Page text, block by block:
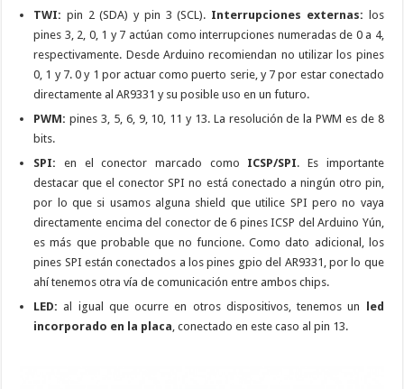
TWI: pin 2 (SDA) y pin 3 (SCL). Interrupciones externas: los
pines 3, 2, 0, 1 y 7 actúan como interrupciones numeradas de 0 a 4,
respectivamente. Desde Arduino recomiendan no utilizar los pines
0, 1 y 7. 0 y 1 por actuar como puerto serie, y 7 por estar conectado
directamente al AR9331 y su posible uso en un futuro.
PWM: pines 3, 5, 6, 9, 10, 11 y 13. La resolución de la PWM es de 8
bits.
SPI: en el conector marcado como ICSP/SPI. Es importante
destacar que el conector SPI no está conectado a ningún otro pin,
por lo que si usamos alguna shield que utilice SPI pero no vaya
directamente encima del conector de 6 pines ICSP del Arduino Yún,
es más que probable que no funcione. Como dato adicional, los
pines SPI están conectados a los pines gpio del AR9331, por lo que
ahí tenemos otra vía de comunicación entre ambos chips.
LED: al igual que ocurre en otros dispositivos, tenemos un
led
incorporado en la placa, conectado en este caso al pin 13.